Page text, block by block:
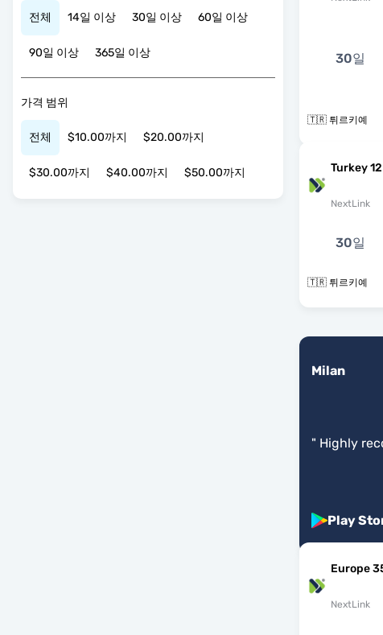
전체 14일 이상 30일 이상 60일 이상
90일 이상 365일 이상
가격 범위
전체 $10.00까지 $20.00까지
$30.00까지 $40.00까지 $50.00까지
30일
🇹🇷 튀르키예
Turkey 12
NextLink
30일
🇹🇷 튀르키예
Milan
" Highly
Play
Europe
NextLink